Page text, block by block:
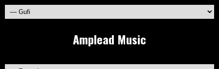
Amplead Music